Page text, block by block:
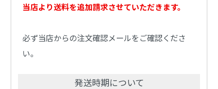
当店より送料を追加請求させていただきます。
必ず当店からの注文確認メールをご確認くださ
い。
発送時期について